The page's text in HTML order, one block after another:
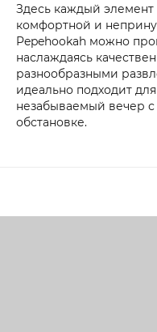
Здесь каждый элемент
комфортной и
Pepehookah можно
наслаждаясь
разнообразными
идеально подходит
незабываемый вечер
обстановке.